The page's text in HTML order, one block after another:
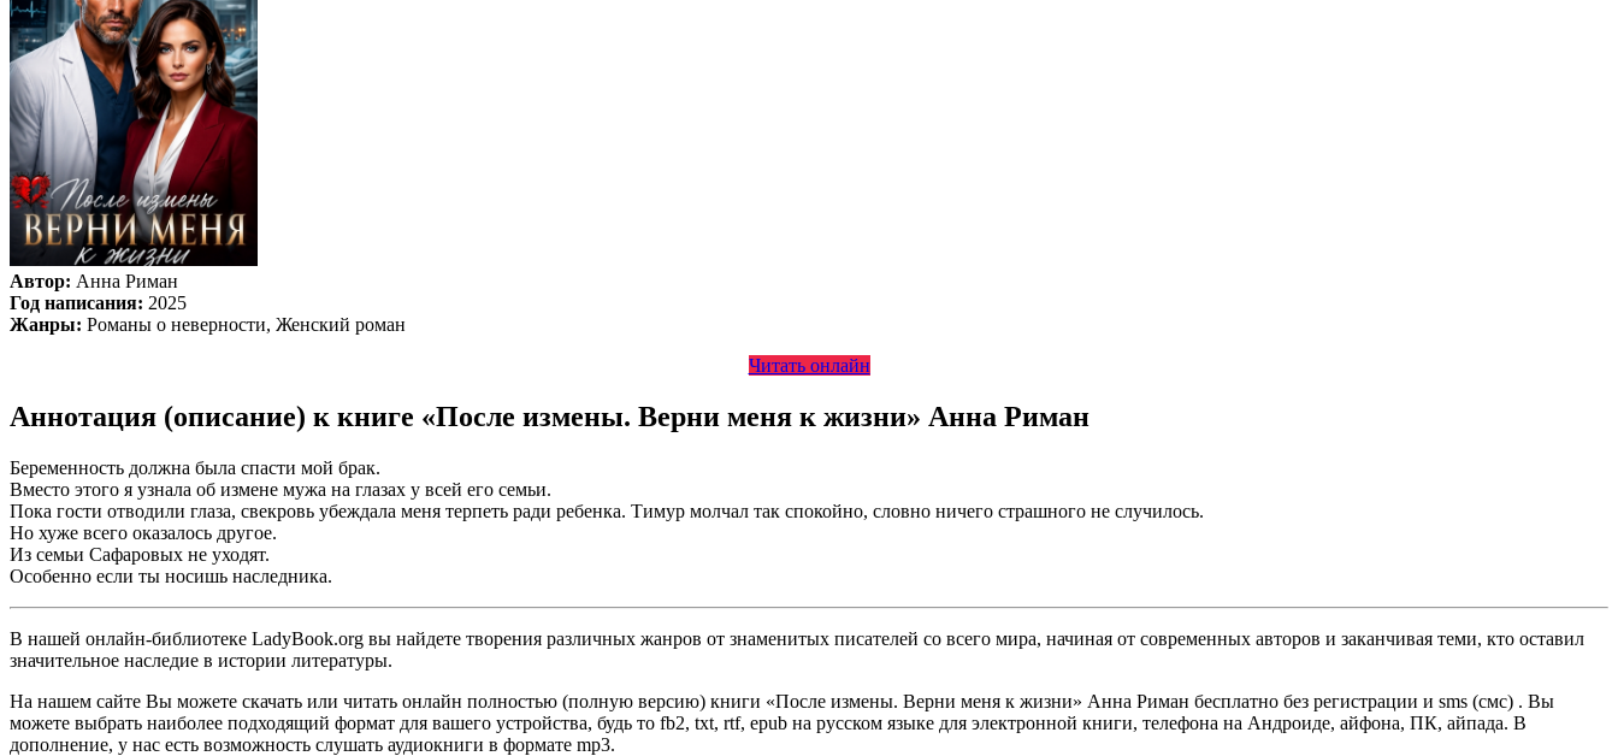
Автор: Анна Риман
Год написания: 2025
Жанры: Романы о неверности, Женский роман
Читать онлайн
Аннотация (описание) к книге «После измены. Верни меня к жизни» Анна Риман
Беременность должна была спасти мой брак.
Вместо этого я узнала об измене мужа на глазах у всей его семьи.
Пока гости отводили глаза, свекровь убеждала меня терпеть ради ребенка. Тимур молчал так спокойно, словно ничего страшного не случилось.
Но хуже всего оказалось другое.
Из семьи Сафаровых не уходят.
Особенно если ты носишь наследника.
В нашей онлайн-библиотеке LadyBook.org вы найдете творения различных жанров от знаменитых писателей со всего мира, начиная от современных авторов и заканчивая теми, кто оставил
значительное наследие в истории литературы.
На нашем сайте Вы можете скачать или читать онлайн полностью (полную версию) книги «После измены. Верни меня к жизни» Анна Риман бесплатно без регистрации и sms (смс) . Вы
можете выбрать наиболее подходящий формат для вашего устройства, будь то fb2, txt, rtf, epub на русском языке для электронной книги, телефона на Андроиде, айфона, ПК, айпада. В
дополнение, у нас есть возможность слушать аудиокниги в формате mp3.